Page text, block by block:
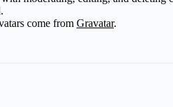
come from Gravatar.